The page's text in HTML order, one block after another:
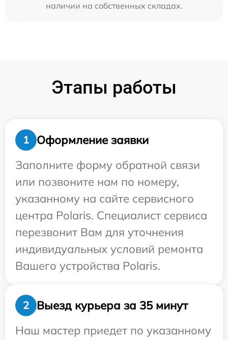
наличии на собственных складах.
Этапы работы
1
Оформление заявки
Заполните форму обратной связи
или позвоните нам по номеру,
указанному на сайте сервисного
центра Polaris. Специалист сервиса
перезвонит Вам для уточнения
индивидуальных условий ремонта
Вашего устройства Polaris.
2
Выезд курьера за 35 минут
Наш мастер приедет по указанному